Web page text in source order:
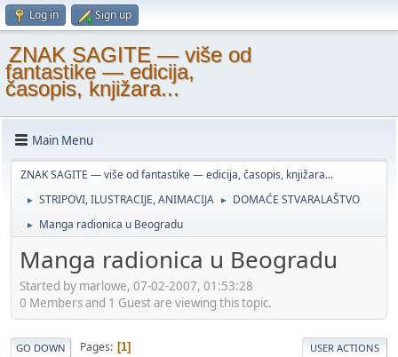
Log in Sign up
ZNAK SAGITE — više od
fantastike — edicija,
časopis, knjižara...
Main Menu
ZNAK SAGITE — više od fantastike — edicija, časopis, knjižara...
► STRIPOVI, ILUSTRACIJE, ANIMACIJA ► DOMAĆE STVARALAŠTVO
► Manga radionica u Beogradu
Manga radionica u Beogradu
Started by marlowe, 07-02-2007, 01:53:28
0 Members and 1 Guest are viewing this topic.
GO DOWN Pages 1 USER ACTIONS